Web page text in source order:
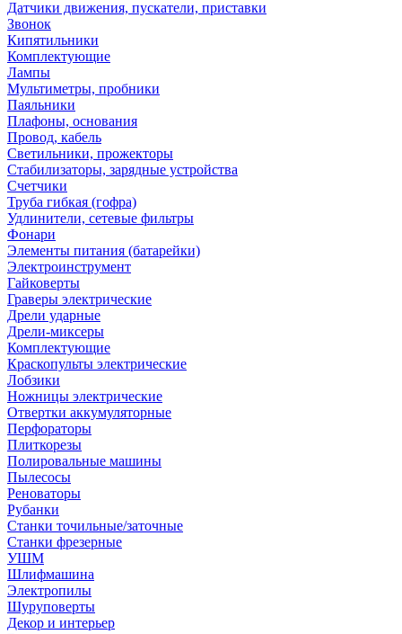
Датчики движения, пускатели, приставки
Звонок
Кипятильники
Комплектующие
Лампы
Мультиметры, пробники
Паяльники
Плафоны, основания
Провод, кабель
Светильники, прожекторы
Стабилизаторы, зарядные устройства
Счетчики
Труба гибкая (гофра)
Удлинители, сетевые фильтры
Фонари
Элементы питания (батарейки)
Электроинструмент
Гайковерты
Граверы электрические
Дрели ударные
Дрели-миксеры
Комплектующие
Краскопульты электрические
Лобзики
Ножницы электрические
Отвертки аккумуляторные
Перфораторы
Плиткорезы
Полировальные машины
Пылесосы
Реноваторы
Рубанки
Станки точильные/заточные
Станки фрезерные
УШМ
Шлифмашина
Электропилы
Шуруповерты
Декор и интерьер